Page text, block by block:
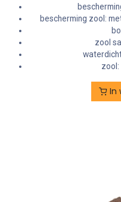
bescherming zool:
zool
zool:
In